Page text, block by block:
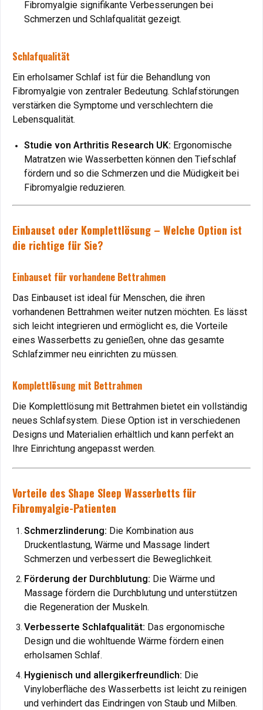
Nach der Geburt unterstützt das Gelbett die Rückbildung
und lindert Verspannungen durch seine Wärme- und
Hygiene und Allergien: Ideal für empfindliche
Personen
Ein Gelbett ist besonders hygienisch, da es leicht zu
reinigen ist und keine Allergene wie Hausstaubmilben
aufnimmt. Es ist ideal für Menschen mit Allergien oder
Asthma.
Vorteil : Saubere Schlafumgebung für bessere
Gesundheit.
GELBETT-DIREKT.DE testen?
DasShape Sleep Massage Gel-Wasserbett mit
zahlreiche gesundheitliche Vorteile. Mit dem
monatigen Testangebot
können Sie das Gelbett in aller
Ruhe ausprobieren.
Flexible Rückgabeoption
: Wenn Sie nicht zufrieden sind,
zahlen Sie lediglich eine Nutzungsgebühr von € 300.
Individuelle Anpassung
: Härtegrad, Massage und Wärme
sind garantiert.
Fazit: Gelbett – Ihre Lösung für gesunden Schlaf und
Wohlbefinden
Shape Sleep Massage Gel-Wasserbett mit
Carbon-Wärmetherapieist mehr als nur ein Bett. Es ist
Rückenschmerzen ,Bandscheibenvorfälle
mehr.
Verbesserung der Schlafqualität
beiSchlaflosigkeit undStress .
Unterstützung von Durchblutungund Vorbeugung
Nutzen Sie jetzt das risikofreie Angebot vonGELBETT-
DIREKT.DE: Testen Sie das Gelbett 3 Monate lang und
erleben Sie den Unterschied – für nur € 300
Nutzungsgebühr bei Rückgabe. Spüren Sie selbst, wie
das Gelbett Ihr Leben verändert!
Fibromyalgie signifikante Verbesserungen bei
Schmerzen und Schlafqualität gezeigt.
Schlafqualität
Ein erholsamer Schlaf ist für die Behandlung von
Fibromyalgie von zentraler Bedeutung. Schlafstörungen
verstärken die Symptome und verschlechtern die
Lebensqualität.
Studie von Arthritis Research UK: Ergonomische
Matratzen wie Wasserbetten können den Tiefschlaf
fördern und so die Schmerzen und die Müdigkeit bei
Fibromyalgie reduzieren.
Einbauset oder Komplettlösung – Welche Option ist
die richtige für Sie?
Einbauset für vorhandene Bettrahmen
Das Einbauset ist ideal für Menschen, die ihren
vorhandenen Bettrahmen weiter nutzen möchten. Es lässt
sich leicht integrieren und ermöglicht es, die Vorteile
eines Wasserbetts zu genießen, ohne das gesamte
Schlafzimmer neu einrichten zu müssen.
Komplettlösung mit Bettrahmen
Die Komplettlösung mit Bettrahmen bietet ein vollständig
neues Schlafsystem. Diese Option ist in verschiedenen
Designs und Materialien erhältlich und kann perfekt an
Ihre Einrichtung angepasst werden.
Vorteile des Shape Sleep Wasserbetts für
Fibromyalgie-Patienten
Schmerzlinderung: Die Kombination aus
Druckentlastung, Wärme und Massage lindert
Schmerzen und verbessert die Beweglichkeit.
Förderung der Durchblutung: Die Wärme und
Massage fördern die Durchblutung und unterstützen
die Regeneration der Muskeln.
Verbesserte Schlafqualität: Das ergonomische
Design und die wohltuende Wärme fördern einen
erholsamen Schlaf.
Hygienisch und allergikerfreundlich: Die
Vinyloberfläche des Wasserbetts ist leicht zu reinigen
und verhindert das Eindringen von Staub und Milben.